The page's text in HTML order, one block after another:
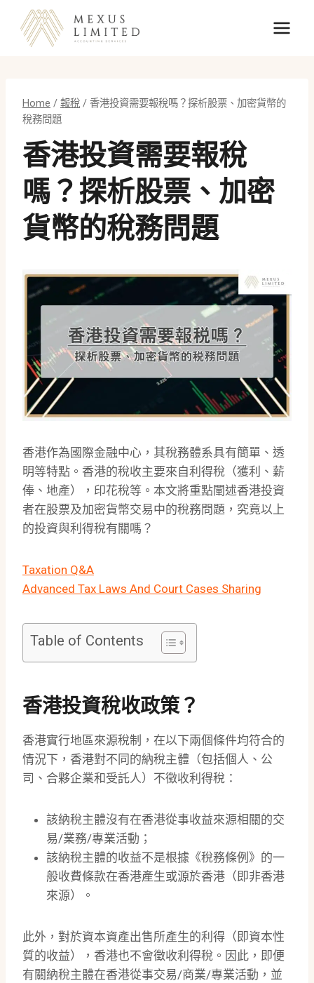
content
Home / 報稅 / 香港投資需要報稅嗎？探析股票、加密貨幣的
稅務問題
香港投資需要報稅
嗎？探析股票、加密
貨幣的稅務問題
香港作為國際金融中心，其稅務體系具有簡單、透
明等特點。香港的稅收主要來自利得稅（獲利、薪
俸、地產），印花稅等。本文將重點闡述香港投資
者在股票及加密貨幣交易中的稅務問題，究竟以上
的投資與利得稅有關嗎？
Taxation Q&A
Advanced Tax Laws And Court Cases Sharing
Table of Contents
香港投資稅收政策？
香港實行地區來源稅制，在以下兩個條件均符合的
情況下，香港對不同的納稅主體（包括個人、公
司、合夥企業和受託人）不徵收利得稅：
該納稅主體沒有在香港從事收益來源相關的交
易/業務/專業活動；
該納稅主體的收益不是根據《稅務條例》的一
般收費條款在香港產生或源於香港（即非香港
來源）。
此外，對於資本資產出售所產生的利得（即資本性
質的收益），香港也不會徵收利得稅。因此，即便
有關納稅主體在香港從事交易/商業/專業活動，並